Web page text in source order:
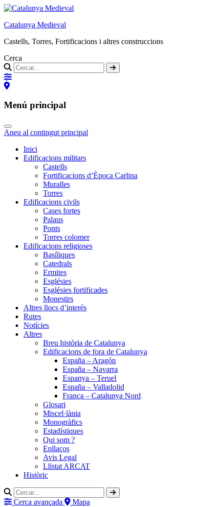
Catalunya Medieval
Castells, Torres, Fortificacions i altres construccions
Cerca
Menú principal
Aneu al contingut principal
Inici
Edificacions militars
Castells
Fortificacions d’Època Carlina
Muralles
Torres
Edificacions civils
Cases fortes
Palaus
Ponts
Torres colomer
Edificacions religioses
Basíliques
Catedrals
Ermites
Esglésies
Esglésies fortificades
Monestirs
Altres llocs d’interés
Rutes
Notícies
Altres
Breu història de Catalunya
Edificacions de fora de Catalunya
España – Aragón
España – Navarra
Espanya – Teruel
España – Valladolid
França – Catalunya Nord
Glosari
Miscel·lània
Monogràfics
Estadístiques
Qui som ?
Enllaços
Avis Legal
Llistat ARCAT
Històric
Cerca avançada Mapa